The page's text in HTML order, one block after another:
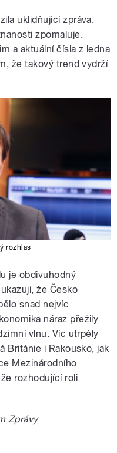
uklidňující zpráva.
zpomaluje.
a aktuální čísla z ledna
že takový trend vydrží
rozhlas
je obdivuhodný
že Česko
snad nejvíc
náraz přežily
vlnu. Víc utrpěly
Británie i Rakousko, jak
Mezinárodního
rozhodující roli
Zprávy